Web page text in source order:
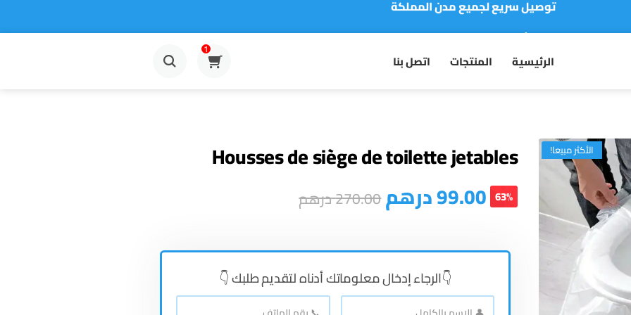
نفخر بأكثر من 5000 مشتري سعيد
الرئيسية المنتجات اتصل بنا
1
الأكثر مبيعا!
Housses de siège de toilette jetables
99.00درهم270.00درهم 63%
👇الرجاء إدخال معلوماتك أدناه لتقديم طلبك 👇
👤
📞